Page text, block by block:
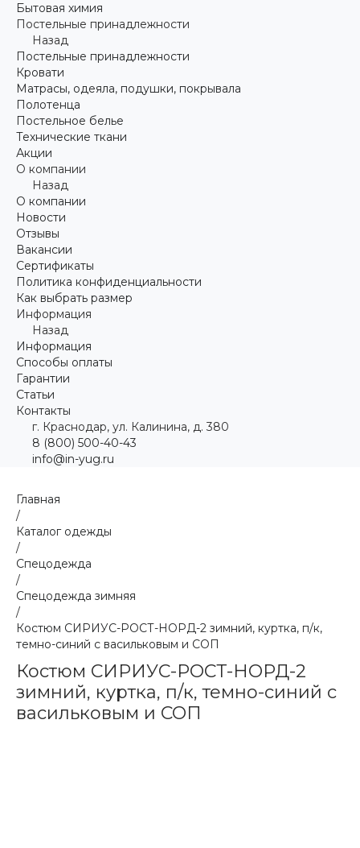
Бытовая химия
Постельные принадлежности
Назад
Постельные принадлежности
Кровати
Матрасы, одеяла, подушки, покрывала
Полотенца
Постельное белье
Технические ткани
Акции
О компании
Назад
О компании
Новости
Отзывы
Вакансии
Сертификаты
Политика конфиденциальности
Как выбрать размер
Информация
Назад
Информация
Способы оплаты
Гарантии
Статьи
Контакты
г. Краснодар, ул. Калинина, д. 380
8 (800) 500-40-43
info@in-yug.ru
Главная
/
Каталог одежды
/
Спецодежда
/
Спецодежда зимняя
/
Костюм СИРИУС-РОСТ-НОРД-2 зимний, куртка, п/к,
темно-синий с васильковым и СОП
Костюм СИРИУС-РОСТ-НОРД-2
зимний, куртка, п/к, темно-синий с
васильковым и СОП